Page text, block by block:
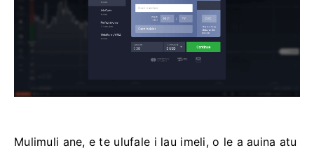
Mulimuli ane, e te ulufale i lau imeli, o le a auina atu